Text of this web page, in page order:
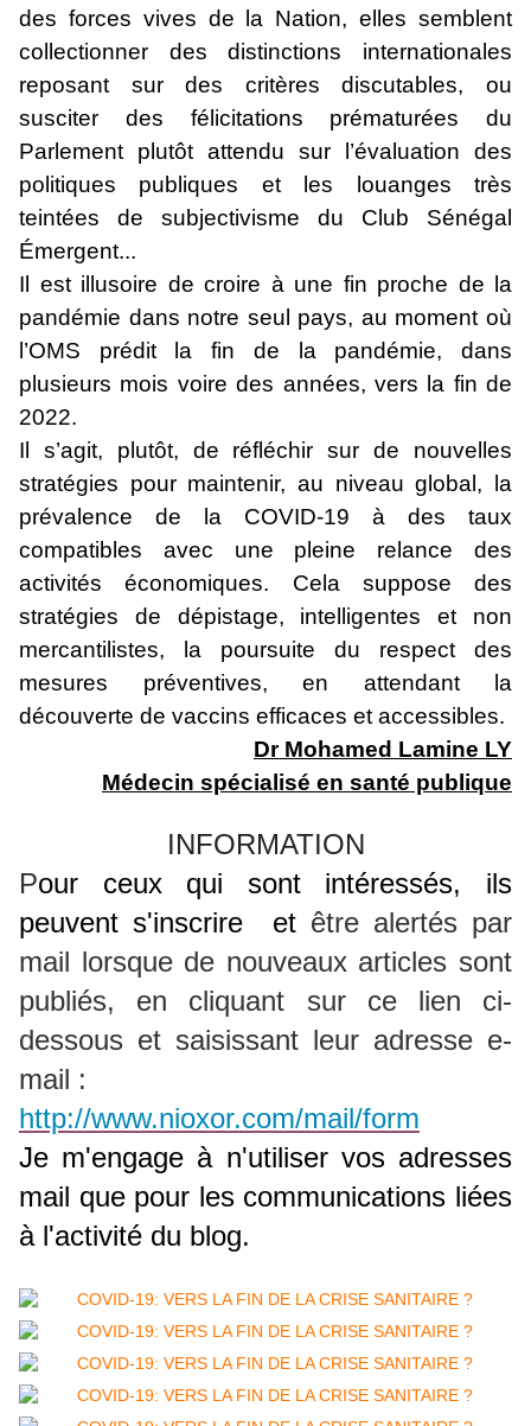
des forces vives de la Nation, elles semblent
collectionner des distinctions internationales
reposant sur des critères discutables, ou
susciter des félicitations prématurées du
Parlement plutôt attendu sur l’évaluation des
politiques publiques et les louanges très
teintées de subjectivisme du Club Sénégal
Émergent...
Il est illusoire de croire à une fin proche de la
pandémie dans notre seul pays, au moment où
l’OMS prédit la fin de la pandémie, dans
plusieurs mois voire des années, vers la fin de
2022.
Il s’agit, plutôt, de réfléchir sur de nouvelles
stratégies pour maintenir, au niveau global, la
prévalence de la COVID-19 à des taux
compatibles avec une pleine relance des
activités économiques. Cela suppose des
stratégies de dépistage, intelligentes et non
mercantilistes, la poursuite du respect des
mesures préventives, en attendant la
découverte de vaccins efficaces et accessibles.
Dr Mohamed Lamine LY
Médecin spécialisé en santé publique
INFORMATION
Pour ceux qui sont intéressés, ils
peuvent s'inscrire et être alertés par
mail lorsque de nouveaux articles sont
publiés, en cliquant sur ce lien ci-
dessous et saisissant leur adresse e-
mail :
http://www.nioxor.com/mail/form
Je m'engage à n'utiliser vos adresses
mail que pour les communications liées
à l'activité du blog.